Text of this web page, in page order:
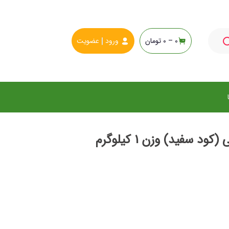
0 –
0 تومان ورود عضویت
سفید) وزن 1 کیلوگرم